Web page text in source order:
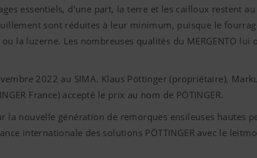
essentiels, d’une part, la terre et les cailloux restent
sont réduites à leur minimum, puisque le
la luzerne. Les nombreuses qualités du MERGENTO
2022 au SIMA. Klaus Pöttinger (propriétaire),
France) accepté le prix au nom de PÖTINGER.
la nouvelle génération de remorques ensileuses hautes
internationale des solutions PÖTTINGER avec le